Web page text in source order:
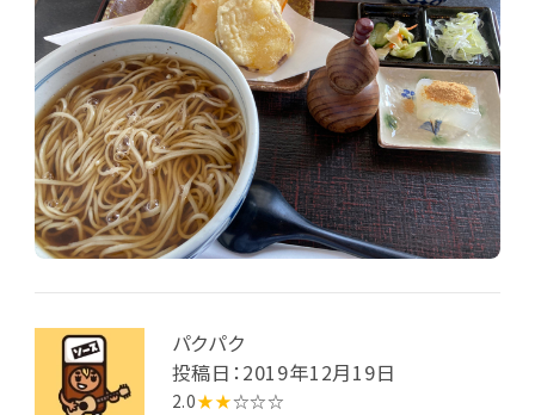
パクパク
投稿日：2019年12月19日
2.0★★☆☆☆